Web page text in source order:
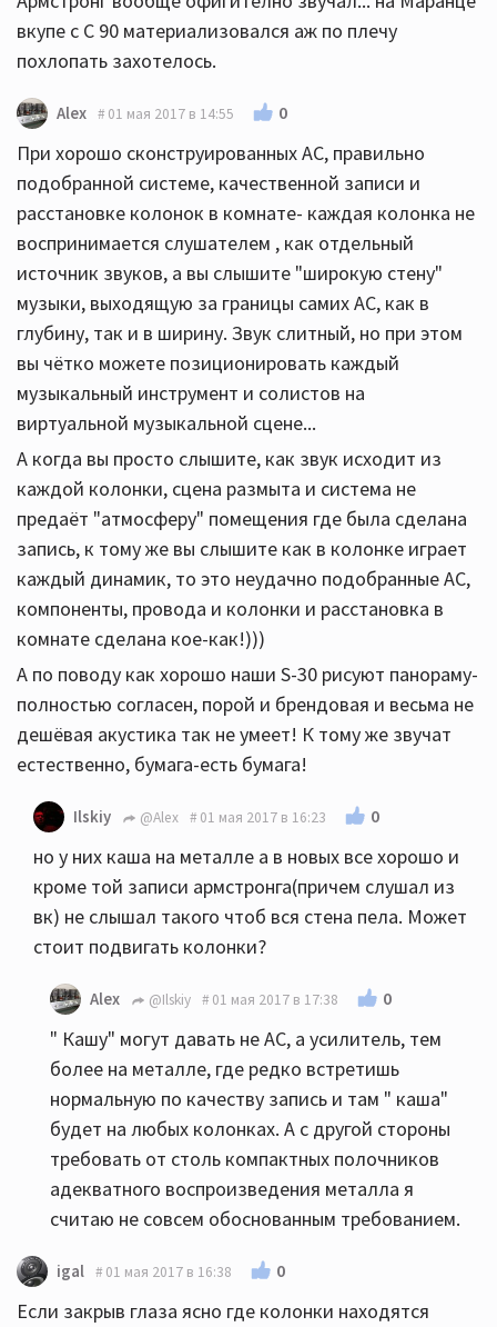
вкупе с С 90 материализовался аж по плечу
похлопать захотелось.
Alex 01 мая 2017 в 14:55 0
При хорошо сконструированных АС, правильно
подобранной системе, качественной записи и
расстановке колонок в комнате- каждая колонка не
воспринимается слушателем , как отдельный
источник звуков, а вы слышите "широкую стену"
музыки, выходящую за границы самих АС, как в
глубину, так и в ширину. Звук слитный, но при этом
вы чётко можете позиционировать каждый
музыкальный инструмент и солистов на
виртуальной музыкальной сцене...
А когда вы просто слышите, как звук исходит из
каждой колонки, сцена размыта и система не
предаёт "атмосферу" помещения где была сделана
запись, к тому же вы слышите как в колонке играет
каждый динамик, то это неудачно подобранные АС,
компоненты, провода и колонки и расстановка в
комнате сделана кое-как!)))
А по поводу как хорошо наши S-30 рисуют панораму-
полностью согласен, порой и брендовая и весьма не
дешёвая акустика так не умеет! К тому же звучат
естественно, бумага-есть бумага!
Ilskiy @Alex 01 мая 2017 в 16:23 0
но у них каша на металле а в новых все хорошо и
кроме той записи армстронга(причем слушал из
вк) не слышал такого чтоб вся стена пела. Может
стоит подвигать колонки?
Alex @Ilskiy 01 мая 2017 в 17:38 0
" Кашу" могут давать не АС, а усилитель, тем
более на металле, где редко встретишь
нормальную по качеству запись и там " каша"
будет на любых колонках. А с другой стороны
требовать от столь компактных полочников
адекватного воспроизведения металла я
считаю не совсем обоснованным требованием.
igal 01 мая 2017 в 16:38 0
Если закрыв глаза ясно где колонки находятся